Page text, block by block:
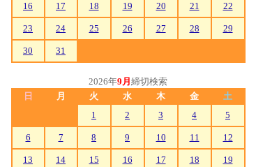
16 17 18 19 20 21 22
23 24 25 26 27 28 29
30 31
2026年9月 締切検索
日
月 火 水 木 金
土
1
2 3 4 5
6 7 8 9 10 11 12
13 14 15 16 17 18 19